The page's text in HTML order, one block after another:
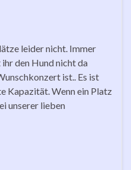
leider nicht. Immer
den Hund nicht da
ist.. Es ist
Kapazität. Wenn ein Platz
unserer lieben